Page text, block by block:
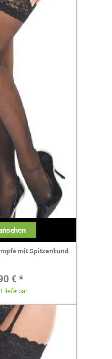
mit Spitzenbund
Regulärer Preis:
€ *
lieferbar